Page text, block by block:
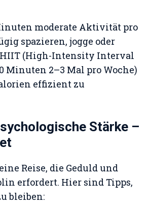
moderate Aktivität pro
spazieren, jogge oder
HIIT (High-Intensity Interval
Minuten 2–3 Mal pro Woche)
effizient zu
Stärke –
Reise, die Geduld und
erfordert. Hier sind Tipps,
bleiben: